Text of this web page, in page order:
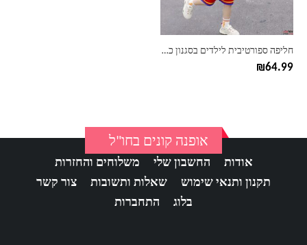
חליפה ספורטיבית לילדים בסגנון כדורסל
₪64.99
האפשרויות
בעמוד
המוצר
אופנה קונים בחו"ל
אודות החשבון שלי
משלוחים והחזרות
תקנון ותנאי שימוש
שאלות ותשובות
צור קשר
בלוג
התחברות